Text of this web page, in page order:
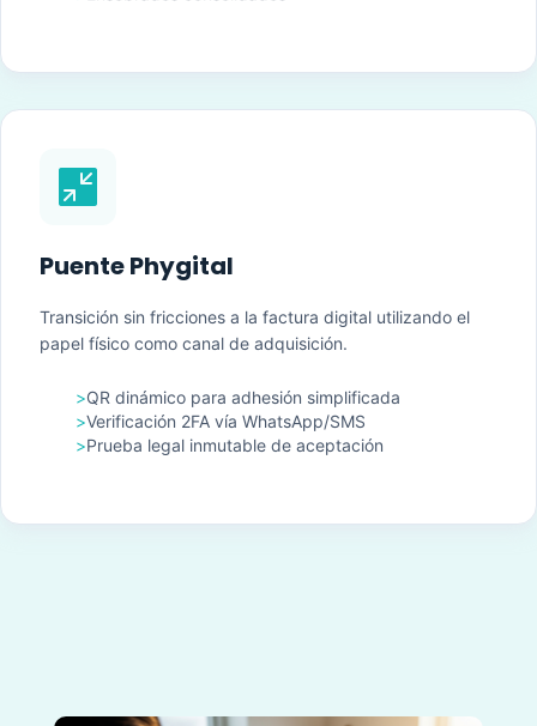

Puente Phygital
Transición sin fricciones a la factura digital utilizando el
papel físico como canal de adquisición.
>QR dinámico para adhesión simplificada
>Verificación 2FA vía WhatsApp/SMS
>Prueba legal inmutable de aceptación